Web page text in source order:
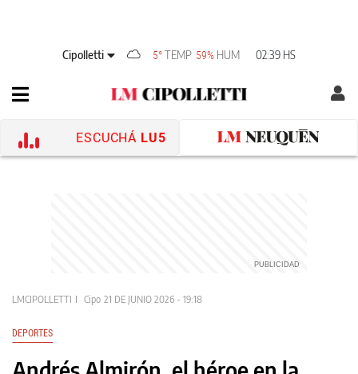
Cipolletti 5° TEMP 59% HUM 02:39 HS
ESCUCHÁ LU5
LMCIPOLLETTI Cipo 21 DE JUNIO 2026 - 19:18
DEPORTES